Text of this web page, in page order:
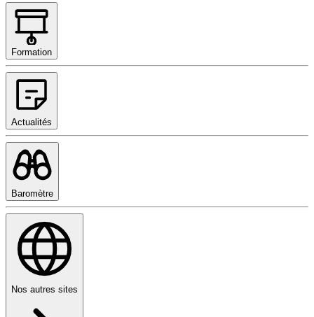
Formation
Actualités
Baromètre
Nos autres sites